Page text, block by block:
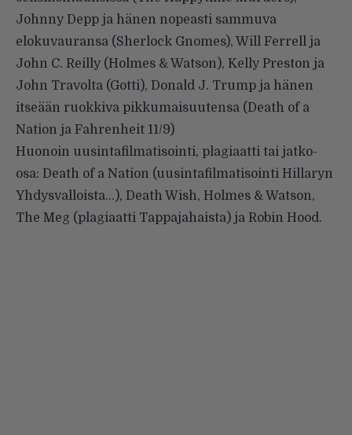
Johnny Depp ja hänen nopeasti sammuva
elokuvauransa (Sherlock Gnomes), Will Ferrell ja
John C. Reilly (Holmes & Watson), Kelly Preston ja
John Travolta (Gotti), Donald J. Trump ja hänen
itseään ruokkiva pikkumaisuutensa (Death of a
Nation ja Fahrenheit 11/9)
Huonoin uusintafilmatisointi, plagiaatti tai jatko-
osa: Death of a Nation (uusintafilmatisointi Hillaryn
Yhdysvalloista…), Death Wish, Holmes & Watson,
The Meg (plagiaatti Tappajahaista) ja Robin Hood.